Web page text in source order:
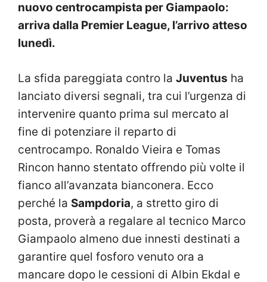
nuovo centrocampista per Giampaolo:
arriva dalla Premier League, l’arrivo atteso
lunedì.
La sfida pareggiata contro la Juventus ha
lanciato diversi segnali, tra cui l’urgenza di
intervenire quanto prima sul mercato al
fine di potenziare il reparto di
centrocampo. Ronaldo Vieira e Tomas
Rincon hanno stentato offrendo più volte il
fianco all’avanzata bianconera. Ecco
perché la Sampdoria, a stretto giro di
posta, proverà a regalare al tecnico Marco
Giampaolo almeno due innesti destinati a
garantire quel fosforo venuto ora a
mancare dopo le cessioni di Albin Ekdal e